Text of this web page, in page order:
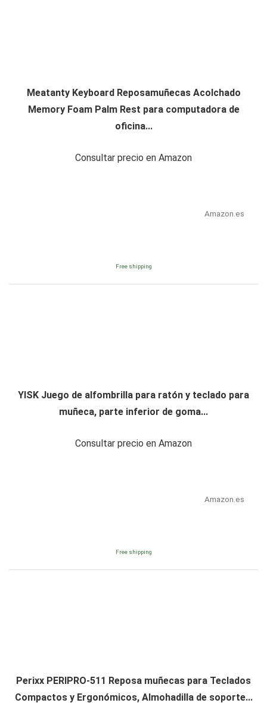
Meatanty Keyboard Reposamuñecas Acolchado
Memory Foam Palm Rest para computadora de
oficina...
Consultar precio en Amazon
Amazon.es
Free shipping
YISK Juego de alfombrilla para ratón y teclado para
muñeca, parte inferior de goma...
Consultar precio en Amazon
Amazon.es
Free shipping
Perixx PERIPRO-511 Reposa muñecas para Teclados
Compactos y Ergonómicos, Almohadilla de soporte...